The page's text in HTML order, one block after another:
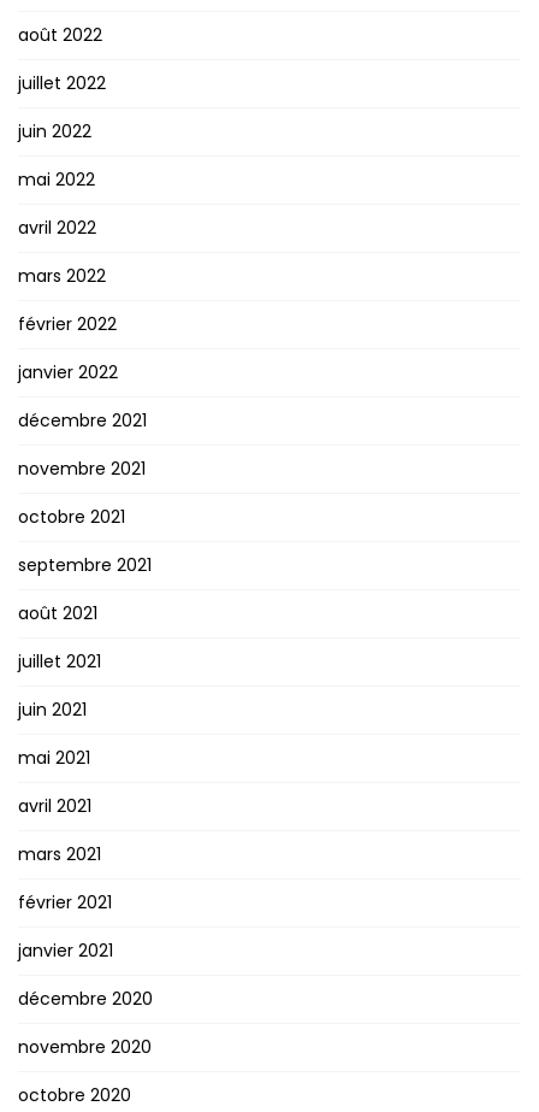
août 2022
juillet 2022
juin 2022
mai 2022
avril 2022
mars 2022
février 2022
janvier 2022
décembre 2021
novembre 2021
octobre 2021
septembre 2021
août 2021
juillet 2021
juin 2021
mai 2021
avril 2021
mars 2021
février 2021
janvier 2021
décembre 2020
novembre 2020
octobre 2020